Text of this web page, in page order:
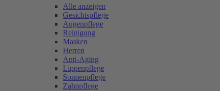
Alle anzeigen
Gesichtspflege
Augenpflege
Reinigung
Masken
Herren
Anti-Aging
Lippenpflege
Sonnenpflege
Zahnpflege